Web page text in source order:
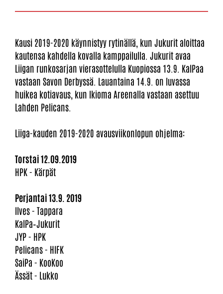
Kausi 2019-2020 käynnistyy rytinällä, kun Jukurit aloittaa
kautensa kahdella kovalla kamppailulla. Jukurit avaa
Liigan runkosarjan vierasottelulla Kuopiossa 13.9. KalPaa
vastaan Savon Derbyssä. Lauantaina 14.9. on luvassa
huikea kotiavaus, kun Ikioma Areenalla vastaan asettuu
Lahden Pelicans.
Liiga-kauden 2019-2020 avausviikonlopun ohjelma:
Torstai 12.09.2019
HPK - Kärpät
Perjantai 13.9. 2019
Ilves - Tappara
KalPa–Jukurit
JYP - HPK
Pelicans - HIFK
SaiPa - KooKoo
Ässät - Lukko